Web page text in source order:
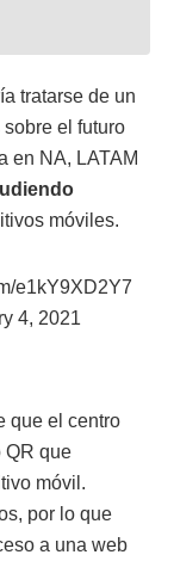
tratarse de un
el futuro
en NA, LATAM
móviles.
e1kY9XD2Y7
4, 2021
que el centro
QR que
móvil.
por lo que
a una web